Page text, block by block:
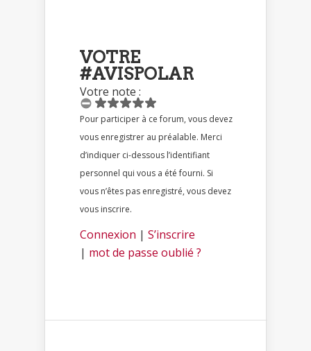
VOTRE
#AVISPOLAR
Votre note :
Pour participer à ce forum, vous devez
vous enregistrer au préalable. Merci
d’indiquer ci-dessous l’identifiant
personnel qui vous a été fourni. Si
vous n’êtes pas enregistré, vous devez
vous inscrire.
Connexion | S’inscrire
| mot de passe oublié ?